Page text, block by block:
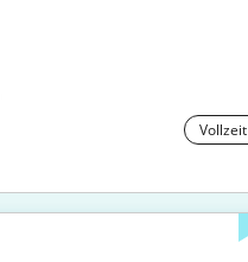
Vollzeit